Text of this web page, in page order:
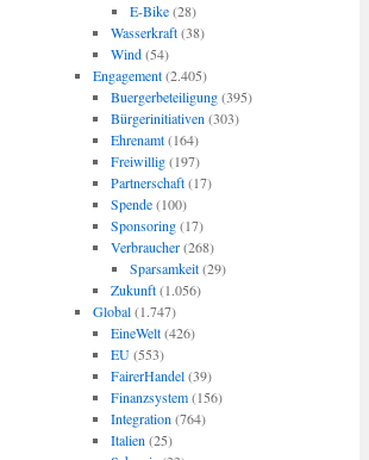
E-Bike(28)
Wasserkraft(38)
Wind(54)
Engagement(2.405)
Buergerbeteiligung(395)
Bürgerinitiativen (303)
Ehrenamt(164)
Freiwillig(197)
Partnerschaft(17)
Spende(100)
Sponsoring(17)
Verbraucher(268)
Sparsamkeit(29)
Zukunft(1.056)
Global(1.747)
EineWelt(426)
EU(553)
FairerHandel(39)
Finanzsystem(156)
Integration (764)
Italien (25)